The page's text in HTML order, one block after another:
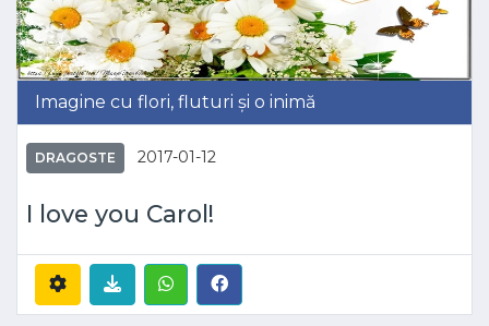
Imagine cu flori, fluturi și o inimă
DRAGOSTE 2017-01-12
I love you Carol!